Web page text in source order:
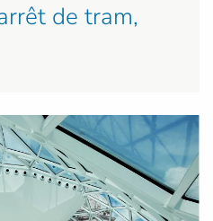
de tram,